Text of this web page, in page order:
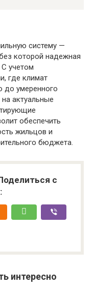
систему —
которой надежная
учетом
где климат
до умеренного
актуальные
обеспечить
жильцов и
бюджета.
с
интересно